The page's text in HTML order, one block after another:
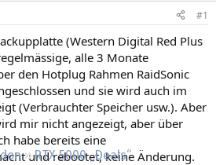
RTX 5000 „Deals“
#1
(Western Digital Red Plus
alle 3 Monate
den Hotplug Rahmen RaidSonic
und sie wird auch im
(Verbrauchter Speicher usw.). Aber
mir nicht angezeigt, aber über
habe bereits eine
und rebootet, keine Änderung.